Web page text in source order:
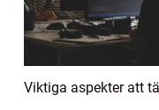
Viktiga aspekter att